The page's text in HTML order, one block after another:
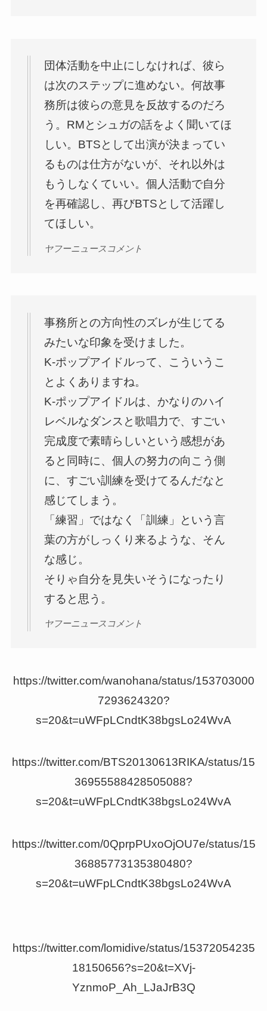
団体活動を中止にしなければ、彼ら
は次のステップに進めない。何故事
務所は彼らの意見を反故するのだろ
う。RMとシュガの話をよく聞いてほ
しい。BTSとして出演が決まってい
るものは仕方がないが、それ以外は
もうしなくていい。個人活動で自分
を再確認し、再びBTSとして活躍し
てほしい。
ヤフーニュースコメント
事務所との方向性のズレが生じてる
みたいな印象を受けました。
K-ポップアイドルって、こういうこ
とよくありますね。
K-ポップアイドルは、かなりのハイ
レベルなダンスと歌唱力で、すごい
完成度で素晴らしいという感想があ
ると同時に、個人の努力の向こう側
に、すごい訓練を受けてるんだなと
感じてしまう。
「練習」ではなく「訓練」という言
葉の方がしっくり来るような、そん
な感じ。
そりゃ自分を見失いそうになったり
すると思う。
ヤフーニュースコメント
https://twitter.com/wanohana/status/153703000
7293624320?
s=20&t=uWFpLCndtK38bgsLo24WvA
https://twitter.com/BTS20130613RIKA/status/15
36955588428505088?
s=20&t=uWFpLCndtK38bgsLo24WvA
https://twitter.com/0QprpPUxoOjOU7e/status/15
36885773135380480?
s=20&t=uWFpLCndtK38bgsLo24WvA
https://twitter.com/lomidive/status/15372054235
18150656?s=20&t=XVj-
YznmoP_Ah_LJaJrB3Q